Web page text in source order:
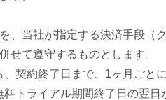
、当社が指定する決済手段
せて遵守するものとします。
契約終了日まで、1ヶ月ごと
トライアル期間終了日の翌日